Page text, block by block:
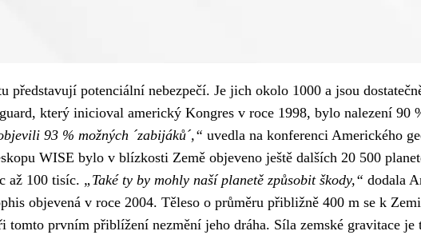
potenciální nebezpečí. Je jich okolo 1000 a jsou
který inicioval americký Kongres v roce 1998, bylo nalezení 90
93 % možných ´zabijáků´,“ uvedla na konferenci Amerického
WISE bylo v blízkosti Země objeveno ještě dalších 20 500
až 100 tisíc. „Také ty by mohly naší planetě způsobit škody,“ dodala
objevená v roce 2004. Těleso o průměru přibližně 400 m se k
tomto prvním přiblížení nezmění jeho dráha. Síla zemské gravitace